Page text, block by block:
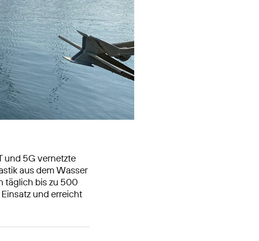
und 5G vernetzte
aus dem Wasser
täglich bis zu 500
und erreicht